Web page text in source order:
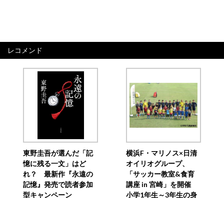
レコメンド
東野圭吾が選んだ「記
憶に残る一文」はど
れ？ 最新作『永遠の
記憶』発売で読者参加
型キャンペーン
横浜F・マリノス×日清
オイリオグループ、
「サッカー教室&食育
講座 in 宮崎」を開催
小学1年生～3年生の身